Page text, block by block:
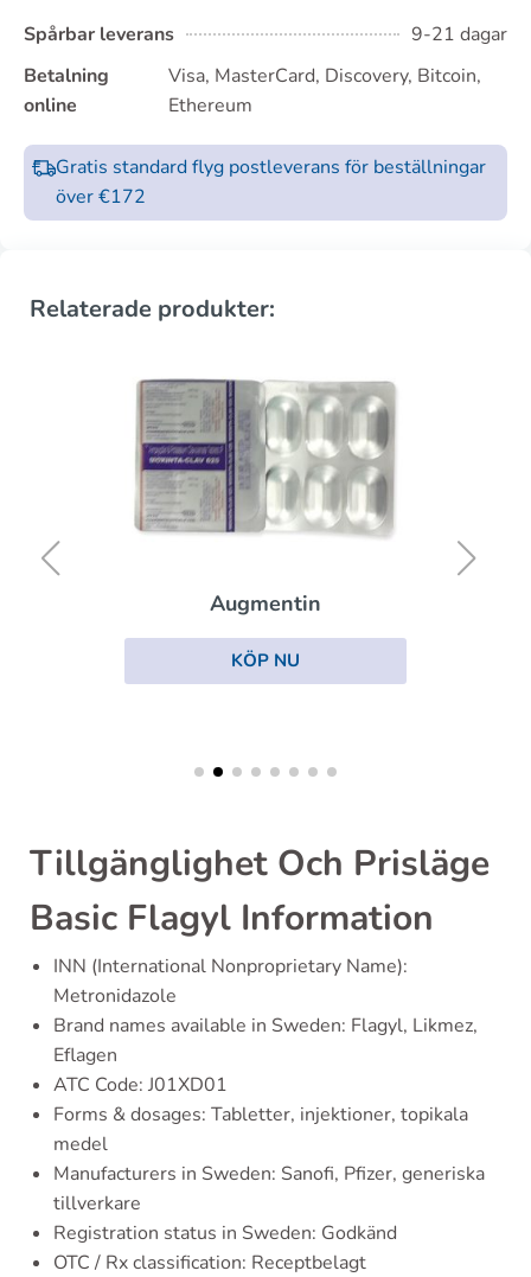
Spårbar leverans
9-21 dagar
Betalning
online
Visa, MasterCard, Discovery, Bitcoin,
Ethereum
Gratis standard flyg postleverans för beställningar
över €172
Relaterade produkter:
Augmentin
KÖP NU
Tillgänglighet Och Prisläge
Basic Flagyl Information
INN (International Nonproprietary Name):
Metronidazole
Brand names available in Sweden: Flagyl, Likmez,
Eflagen
ATC Code: J01XD01
Forms & dosages: Tabletter, injektioner, topikala
medel
Manufacturers in Sweden: Sanofi, Pfizer, generiska
tillverkare
Registration status in Sweden: Godkänd
OTC / Rx classification: Receptbelagt